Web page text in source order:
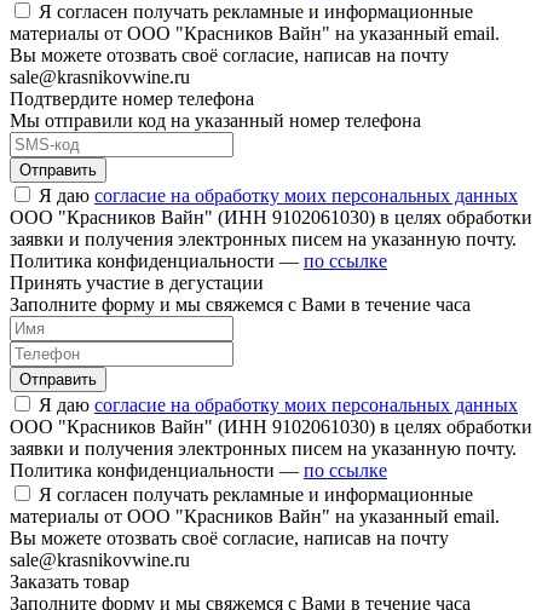
Я согласен получать рекламные и информационные
материалы от ООО "Красников Вайн" на указанный email.
Вы можете отозвать своё согласие, написав на почту
sale@krasnikovwine.ru
Подтвердите номер телефона
Мы отправили код на указанный номер телефона
Отправить
Я даю согласие на обработку моих персональных данных
ООО "Красников Вайн" (ИНН 9102061030) в целях обработки
заявки и получения электронных писем на указанную почту.
Политика конфиденциальности — по ссылке
Принять участие в дегустации
Заполните форму и мы свяжемся с Вами в течение часа
Отправить
Я даю согласие на обработку моих персональных данных
ООО "Красников Вайн" (ИНН 9102061030) в целях обработки
заявки и получения электронных писем на указанную почту.
Политика конфиденциальности — по ссылке
Я согласен получать рекламные и информационные
материалы от ООО "Красников Вайн" на указанный email.
Вы можете отозвать своё согласие, написав на почту
sale@krasnikovwine.ru
Заказать товар
Заполните форму и мы свяжемся с Вами в течение часа